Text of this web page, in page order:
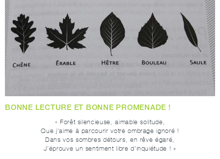
BONNE LECTURE ET BONNE PROMENADE !
« Forêt silencieuse, aimable solitude,
Que j’aime à parcourir votre ombrage ignoré !
Dans vos sombres détours, en rêve égaré,
J’éprouve un sentiment libre d’inquiétude ! »